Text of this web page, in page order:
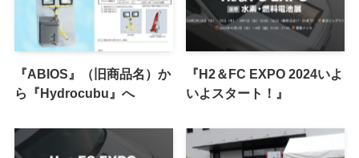
『ABIOS』（旧商品名）か
ら『Hydrocubu』へ
『H2＆FC EXPO 2024いよ
いよスタート！』